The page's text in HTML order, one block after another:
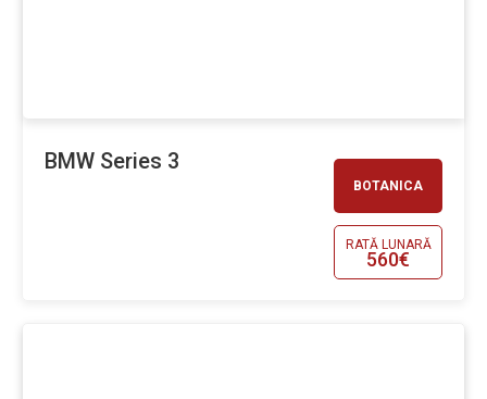
BOTANICA
RATĂ LUNARĂ
560€
BMW Series 3